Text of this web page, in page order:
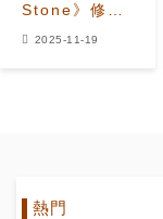
Stone》修改
BLACKPINK
2025-11-19
熱門